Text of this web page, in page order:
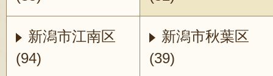
新潟市江南区
(94)
新潟市秋葉区
(39)